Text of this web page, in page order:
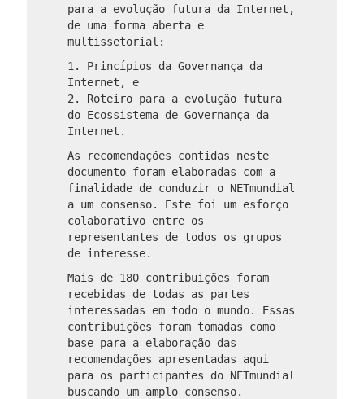
para a evolução futura da Internet,
de uma forma aberta e
multissetorial:
1. Princípios da Governança da
Internet, e
2. Roteiro para a evolução futura
do Ecossistema de Governança da
Internet.
As recomendações contidas neste
documento foram elaboradas com a
finalidade de conduzir o NETmundial
a um consenso. Este foi um esforço
colaborativo entre os
representantes de todos os grupos
de interesse.
Mais de 180 contribuições foram
recebidas de todas as partes
interessadas em todo o mundo. Essas
contribuições foram tomadas como
base para a elaboração das
recomendações apresentadas aqui
para os participantes do NETmundial
buscando um amplo consenso.